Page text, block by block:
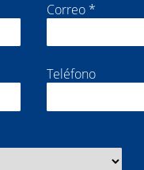
Correo *
Teléfono